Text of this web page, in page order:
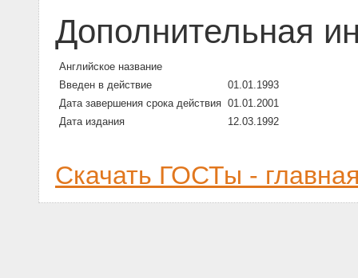
Дополнительная
Английское название
Введен в действие
01.01.1993
Дата завершения срока действия 01.01.2001
Дата издания
12.03.1992
Скачать ГОСТы -